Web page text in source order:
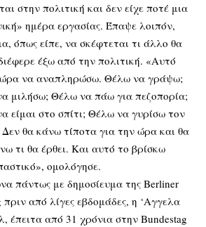
στην πολιτική και δεν είχε ποτέ μια
ημέρα εργασίας. Έπαψε λοιπόν,
όπως είπε, να σκέφτεται τι άλλο θα
έξω από την πολιτική. «Αυτό
να αναπληρώσω. Θέλω να γράψω;
μιλήσω; Θέλω να πάω για πεζοπορία;
είμαι στο σπίτι; Θέλω να γυρίσω τον
θα κάνω τίποτα για την ώρα και θα
τι θα έρθει. Και αυτό το βρίσκω
ομολόγησε.
πάντως με δημοσίευμα της Berliner
πριν από λίγες εβδομάδες, η ‘Αγγελα
έπειτα από 31 χρόνια στην Bundestag